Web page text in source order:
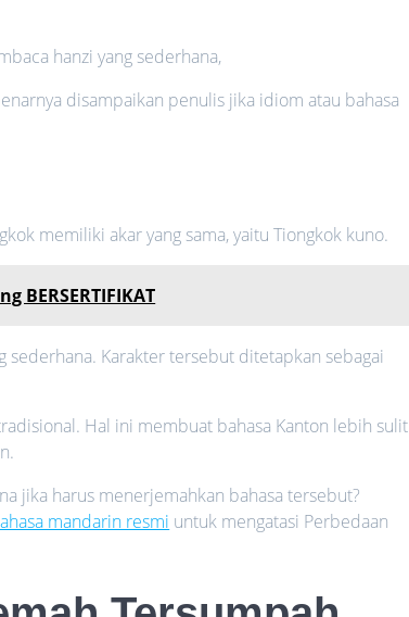
hanzi yang sederhana,
disampaikan penulis jika idiom atau bahasa
memiliki akar yang sama, yaitu Tiongkok kuno.
BERSERTIFIKAT
sederhana. Karakter tersebut ditetapkan sebagai
Hal ini membuat bahasa Kanton lebih sulit
jika harus menerjemahkan bahasa tersebut?
mandarin resmi untuk mengatasi Perbedaan